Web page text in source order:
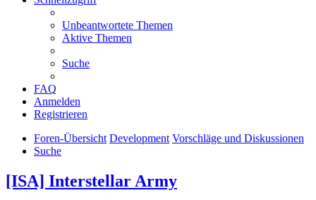
Unbeantwortete Themen
Aktive Themen
Suche
FAQ
Anmelden
Registrieren
Foren-Übersicht Development Vorschläge und Diskussionen
Suche
[ISA] Interstellar Army